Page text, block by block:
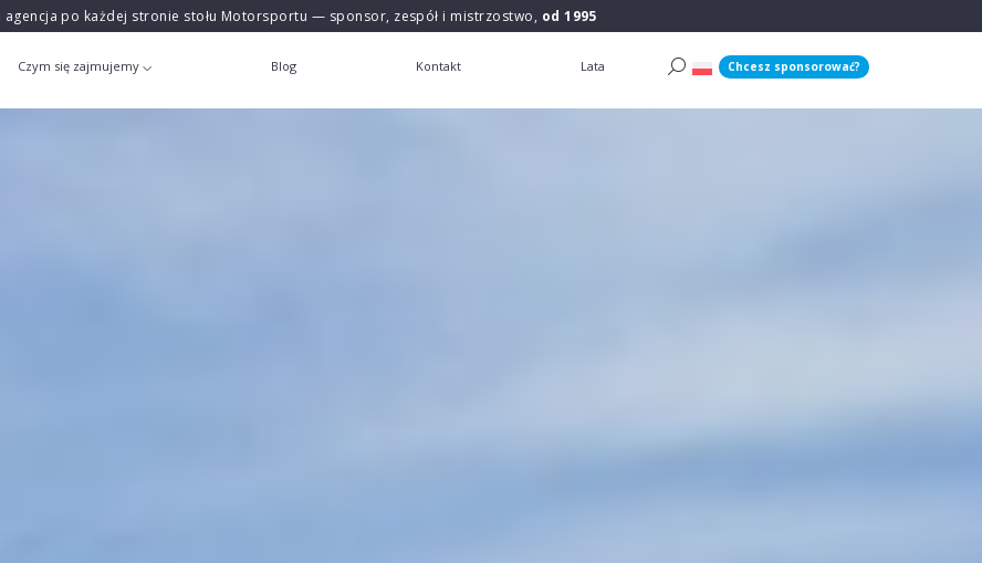
agencja po każdej stronie stołu Motorsportu — sponsor, zespół i mistrzostwo, od 1995
Czym się zajmujemy Blog Kontakt Lata Chcesz sponsorować?